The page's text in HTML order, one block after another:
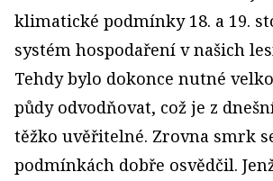
klimatické podmínky 18. a 19.
systém hospodaření v našich
Tehdy bylo dokonce nutné
půdy odvodňovat, což je z
těžko uvěřitelné. Zrovna smrk
podmínkách dobře osvědčil.